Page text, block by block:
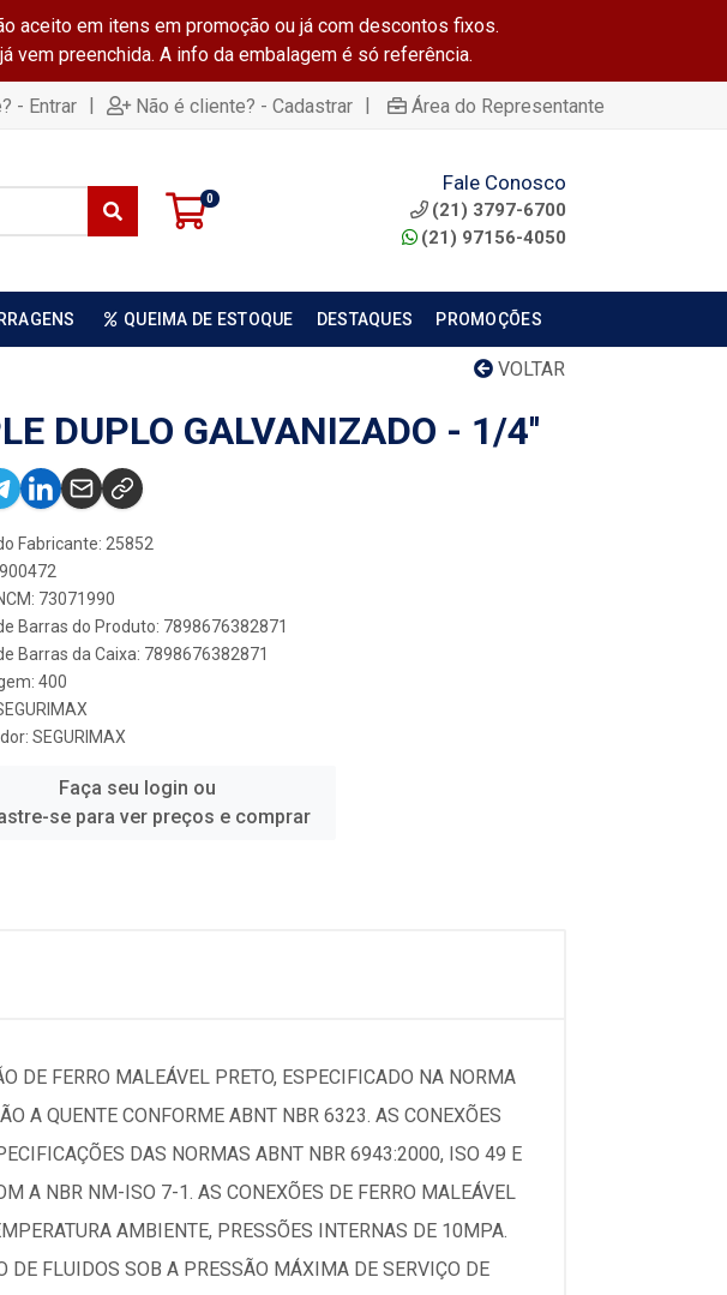
aceito em itens em promoção ou já com descontos fixos.
vem preenchida. A info da embalagem é só referência.
- Entrar | Não é cliente? - Cadastrar | Área do Representante
0
Fale Conosco
(21) 3797-6700
(21) 97156-4050
QUEIMA DE ESTOQUE DESTAQUES PROMOÇÕES
VOLTAR
DUPLO GALVANIZADO - 1/4''
Fabricante: 25852
73071990
Barras do Produto: 7898676382871
Barras da Caixa: 7898676382871
400
SEGURIMAX
Faça seu login ou
se para ver preços e comprar
DE FERRO MALEÁVEL PRETO, ESPECIFICADO NA NORMA
A QUENTE CONFORME ABNT NBR 6323. AS CONEXÕES
DAS NORMAS ABNT NBR 6943:2000, ISO 49 E
A NBR NM-ISO 7-1. AS CONEXÕES DE FERRO MALEÁVEL
AMBIENTE, PRESSÕES INTERNAS DE 10MPA.
DE FLUIDOS SOB A PRESSÃO MÁXIMA DE SERVIÇO DE